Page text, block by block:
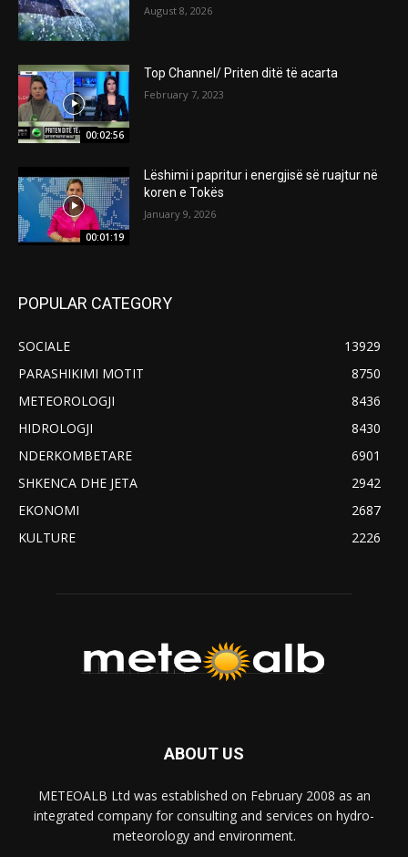
August 8, 2026
00:02:56
Top Channel/ Priten ditë të acarta
February 7, 2023
00:01:19
Lëshimi i papritur i energjisë së ruajtur në
koren e Tokës
January 9, 2026
POPULAR CATEGORY
SOCIALE
13929
PARASHIKIMI MOTIT
8750
METEOROLOGJI
8436
HIDROLOGJI
8430
NDERKOMBETARE
6901
SHKENCA DHE JETA
2942
EKONOMI
2687
KULTURE
2226
ABOUT US
METEOALB Ltd was established on February 2008 as an
integrated company for consulting and services on hydro-
meteorology and environment.